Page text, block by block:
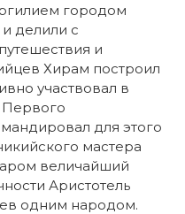
городом
делили с
и
Хирам построил
участвовал в
для этого
мастера
величайший
Аристотель
одним народом.